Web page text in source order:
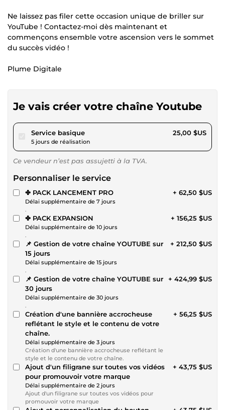
Ne laissez pas filer cette occasion unique de briller sur
YouTube ! Contactez-moi dès maintenant et
commençons ensemble votre ascension vers le sommet
du succès vidéo !
Plume Digitale
Je vais créer votre chaîne Youtube
Service basiquepour 23,04 $US
5 jours de réalisation
25,00 $US
Ce vendeur n’est pas assujetti à la TVA.
Personnaliser le service
✤ PACK LANCEMENT PRO
Délai supplémentaire de 7 jours
.
+ 62,50 $US
✤ PACK EXPANSION
Délai supplémentaire de 10 jours
.
+ 156,25 $US
📌 Gestion de votre chaîne YOUTUBE sur
15 jours
Délai supplémentaire de 15 jours
.
+ 212,50 $US
📌 Gestion de votre chaîne YOUTUBE sur
30 jours
Délai supplémentaire de 30 jours
.
+ 424,99 $US
Création d'une bannière accrocheuse
reflétant le style et le contenu de votre
chaîne.
Délai supplémentaire de 3 jours
Création d'une bannière accrocheuse reflétant le
style et le contenu de votre chaîne.
+ 56,25 $US
Ajout d'un filigrane sur toutes vos vidéos
pour promouvoir votre marque
Délai supplémentaire de 2 jours
Ajout d'un filigrane sur toutes vos vidéos pour
promouvoir votre marque
+ 43,75 $US